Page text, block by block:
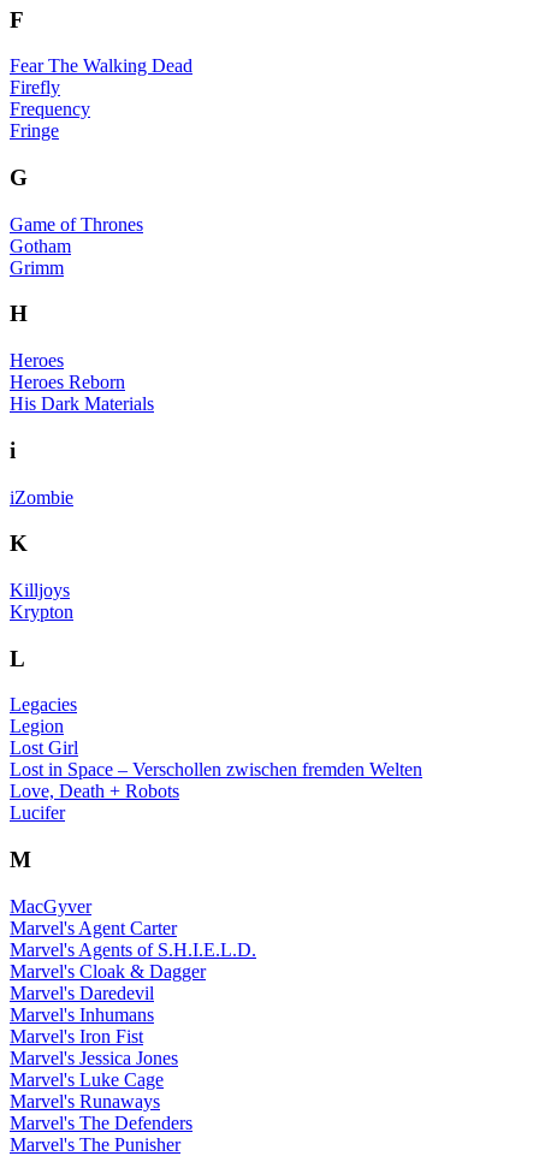
F
Fear The Walking Dead
Firefly
Frequency
Fringe
G
Game of Thrones
Gotham
Grimm
H
Heroes
Heroes Reborn
His Dark Materials
i
iZombie
K
Killjoys
Krypton
L
Legacies
Legion
Lost Girl
Lost in Space – Verschollen zwischen fremden Welten
Love, Death + Robots
Lucifer
M
MacGyver
Marvel's Agent Carter
Marvel's Agents of S.H.I.E.L.D.
Marvel's Cloak & Dagger
Marvel's Daredevil
Marvel's Inhumans
Marvel's Iron Fist
Marvel's Jessica Jones
Marvel's Luke Cage
Marvel's Runaways
Marvel's The Defenders
Marvel's The Punisher